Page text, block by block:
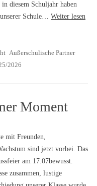
diesem Schuljahr haben
Schule… Weiter lesen
Außerschulische Partner
2026
Moment
mit Freunden,
sind jetzt vorbei. Das
am 17.07bewusst.
zusammen, lustige